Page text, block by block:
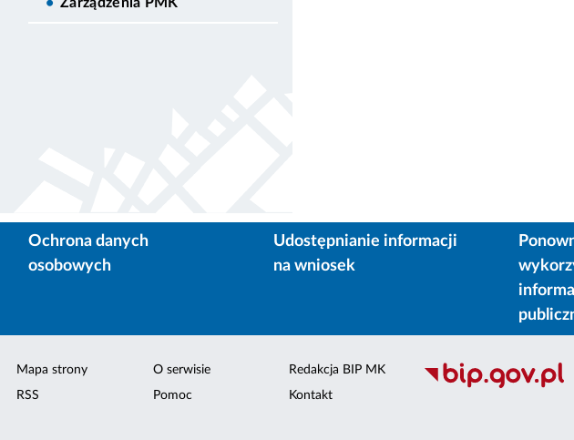
Ochrona danych
osobowych
Udostępnianie informacji
na wniosek
Mapa strony
RSS
O serwisie
Pomoc
Redakcja BIP MK
Kontakt